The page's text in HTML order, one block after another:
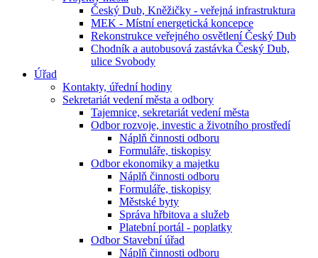
Český Dub, Kněžičky - veřejná infrastruktura
MEK - Místní energetická koncepce
Rekonstrukce veřejného osvětlení Český Dub
Chodník a autobusová zastávka Český Dub,
ulice Svobody
Úřad
Kontakty, úřední hodiny
Sekretariát vedení města a odbory
Tajemnice, sekretariát vedení města
Odbor rozvoje, investic a životního prostředí
Náplň činnosti odboru
Formuláře, tiskopisy
Odbor ekonomiky a majetku
Náplň činnosti odboru
Formuláře, tiskopisy
Městské byty
Správa hřbitova a služeb
Platební portál - poplatky
Odbor Stavební úřad
Náplň činnosti odboru